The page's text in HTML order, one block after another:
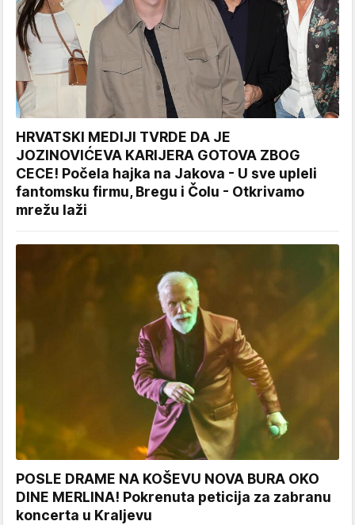
HRVATSKI MEDIJI TVRDE DA JE
JOZINOVIĆEVA KARIJERA GOTOVA ZBOG
CECE! Počela hajka na Jakova - U sve upleli
fantomsku firmu, Bregu i Čolu - Otkrivamo
mrežu laži
POSLE DRAME NA KOŠEVU NOVA BURA OKO
DINE MERLINA! Pokrenuta peticija za zabranu
koncerta u Kraljevu